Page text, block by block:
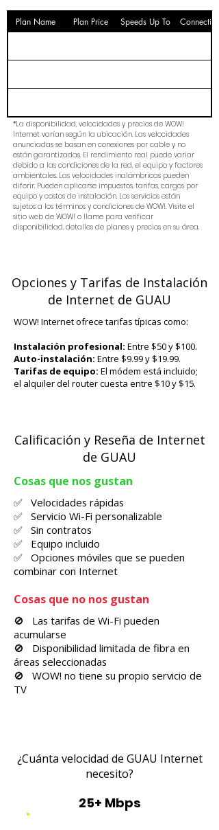
Plan Name Plan Price Speeds Up To Connection
*La disponibilidad, velocidades y precios de WOW!
Internet varían según la ubicación. Las velocidades
anunciadas se basan en conexiones por cable y no
están garantizadas. El rendimiento real puede variar
debido a las condiciones de la red, el equipo y factores
ambientales. Las velocidades inalámbricas pueden
diferir. Pueden aplicarse impuestos, tarifas, cargos por
equipo y costos de instalación. Los servicios están
sujetos a los términos y condiciones de WOW!. Visite el
sitio web de WOW! o llame para verificar
disponibilidad, detalles de planes y precios en su área.
Opciones y Tarifas de Instalación
de Internet de GUAU
WOW! Internet ofrece tarifas típicas como:
Instalación profesional: Entre $50 y $100.
Auto-instalación: Entre $9.99 y $19.99.
Tarifas de equipo: El módem está incluido;
el alquiler del router cuesta entre $10 y $15.
Calificación y Reseña de Internet
de GUAU
Cosas que nos gustan
✅ Velocidades rápidas
✅ Servicio Wi-Fi personalizable
✅ Sin contratos
✅ Equipo incluido
✅ Opciones móviles que se pueden
combinar con Internet
Cosas que no nos gustan
🚫 Las tarifas de Wi-Fi pueden
acumularse
🚫 Disponibilidad limitada de fibra en
áreas seleccionadas
🚫 WOW! no tiene su propio servicio de
TV
¿Cuánta velocidad de GUAU Internet
necesito?
25+ Mbps